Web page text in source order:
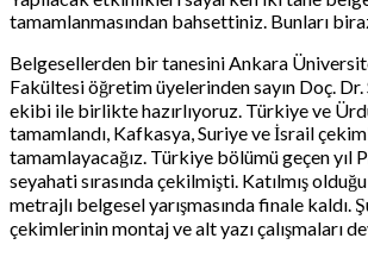
tamamlanmasından bahsettiniz. Bunları biraz
Belgesellerden bir tanesini Ankara
Fakültesi öğretim üyelerinden sayın Doç. Dr.
ekibi ile birlikte hazırlıyoruz. Türkiye ve
tamamlandı, Kafkasya, Suriye ve İsrail
tamamlayacağız. Türkiye bölümü geçen yıl
seyahati sırasında çekilmişti. Katılmış
metrajlı belgesel yarışmasında finale kaldı.
çekimlerinin montaj ve alt yazı çalışmaları